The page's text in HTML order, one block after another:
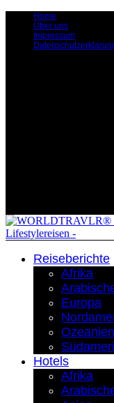
Home
Über uns
Impressum
Reiseberichte
Afrika
Europa
Ozeanien
Hotels
Afrika